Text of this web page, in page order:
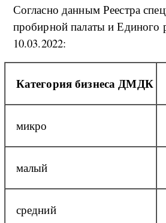
Согласно данным Реестра
пробирной палаты и Единого
10.03.2022:
Категория бизнеса ДМДК
микро
малый
средний